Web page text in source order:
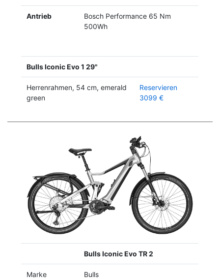
Antrieb
Bosch Performance 65 Nm
500Wh
Bulls Iconic Evo 1 29"
Herrenrahmen, 54 cm, emerald
green
Reservieren
3099 €
Previous
Bulls Iconic Evo TR 2
Marke Bulls